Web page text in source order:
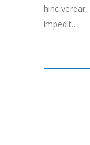
hinc
impedit...